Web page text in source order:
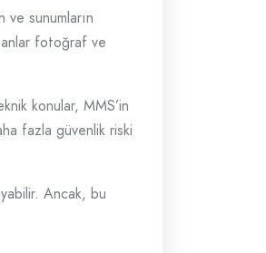
sunumların
fotoğraf ve
konular, MMS’in
fazla güvenlik riski
Ancak, bu